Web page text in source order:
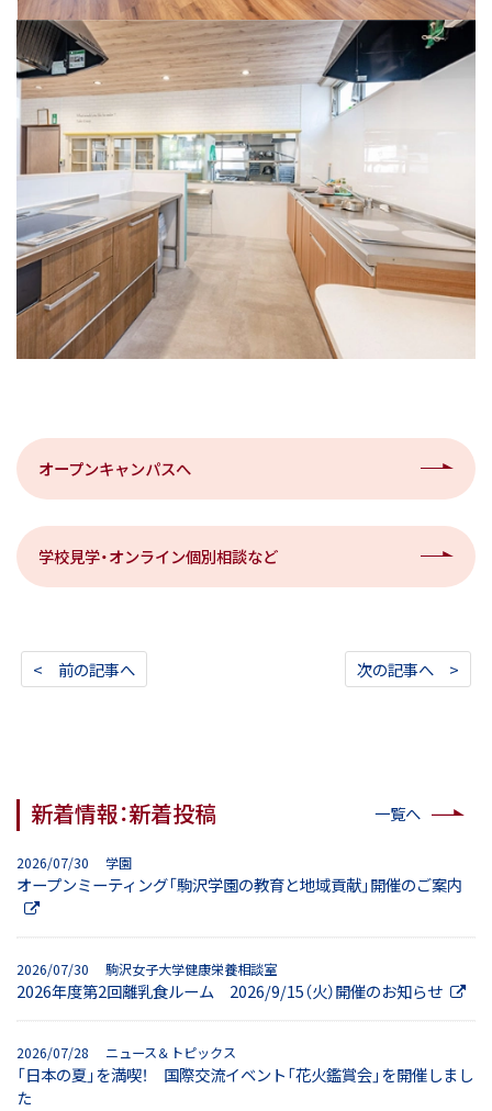
オープンキャンパスへ
学校見学・オンライン個別相談など
< 前の記事へ 次の記事へ >
新着情報：新着投稿 一覧へ
2026/07/30 学園
オープンミーティング「駒沢学園の教育と地域貢献」開催のご案内
2026/07/30 駒沢女子大学健康栄養相談室
2026年度第2回離乳食ルーム 2026/9/15（火）開催のお知らせ
2026/07/28 ニュース＆トピックス
「日本の夏」を満喫！ 国際交流イベント「花火鑑賞会」を開催しまし
た